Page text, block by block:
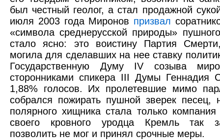
был честный геолог, а стал продажной
июля 2003 года Миронов призвал
«символа среднерусской природы»
стало ясно: это воистину Партия
могила для сделавших на нее ставку
Государственную Думу IV созыва
сторонниками спикера III Думы Геннадия
1,88% голосов. Их пролетевшие мимо
собрался пожирать пушной зверек песец,
полярного хищника стала только
своего кровного уродца Кремль так
позволить не мог и принял срочные меры.